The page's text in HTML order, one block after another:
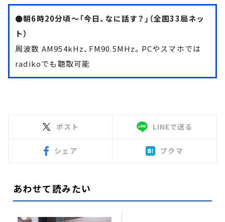
●朝6時20分頃～「今日、なに話す？」（全国33局ネッ
ト）
周波数 AM954kHz、FM90.5MHz。PCやスマホでは
radikoでも聴取可能
ポスト LINEで送る
シェア ブクマ
あわせて読みたい